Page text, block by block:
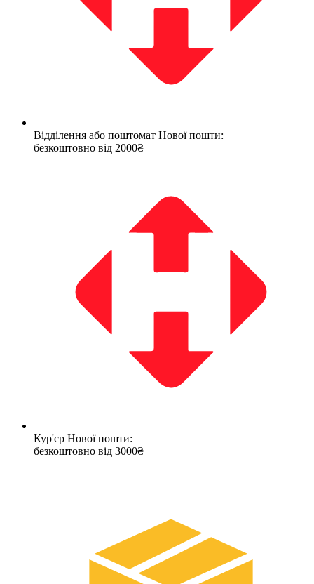
Відділення або поштомат Нової пошти:
безкоштовно від 2000₴
Кур'єр Нової пошти:
безкоштовно від 3000₴